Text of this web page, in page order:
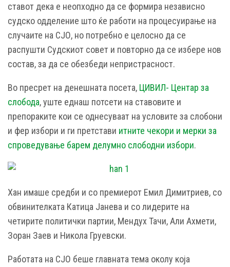
ставот дека е неопходно да се формира независно
судско одделение што ќе работи на процесуирање на
случаите на СЈО, но потребно е целосно да се
распушти Судскиот совет и повторно да се избере нов
состав, за да се обезбеди непристрасност.
Во пресрет на денешната посета, ЦИВИЛ- Центар за
слобода, уште еднаш потсети на ставовите и
препораките кои се однесуваат на условите за слобони
и фер избори и ги претстави итните чекори и мерки за
спроведување барем делумно слободни избори.
Хан имаше средби и со премиерот Емил Димитриев, со
обвинителката Катица Јанева и со лидерите на
четирите политички партии, Мендух Тачи, Али Ахмети,
Зоран Заев и Никола Груевски.
Работата на СЈО беше главната тема околу која